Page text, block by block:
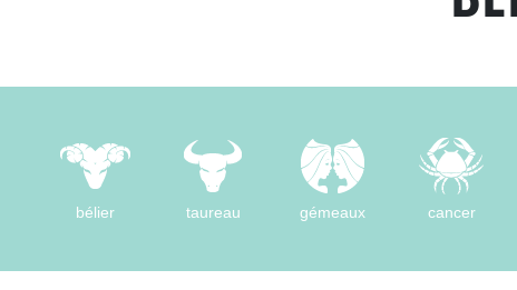
bélier taureau gémeaux cancer